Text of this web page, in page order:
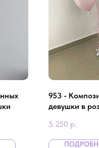
953 -
девушки в
5 250 р.